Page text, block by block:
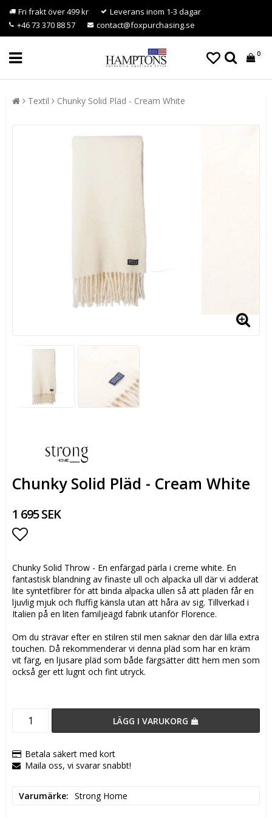
Fri frakt över 499 kr
Leverans inom 1-3 dagar
+46 73 370 88 57
contact@foxpurchasing.se
0
Textil Chunky Solid Pläd - Cream White
Chunky Solid Pläd - Cream White
1 695 SEK
Chunky Solid Throw - En enfärgad pärla i creme white. En
fantastisk blandning av finaste ull och alpacka ull där vi adderat
lite syntetfibrer för att binda alpacka ullen så att pläden får en
ljuvlig mjuk och fluffig känsla utan att håra av sig. Tillverkad i
Italien på en liten familjeägd fabrik utanför Florence.
Om du strävar efter en stilren stil men saknar den där lilla extra
touchen. Då rekommenderar vi denna pläd som har en kräm
vit färg, en ljusare pläd som både färgsätter ditt hem men som
också ger ett lugnt och fint utryck.
LÄGG I VARUKORG
Betala säkert med kort
Maila oss, vi svarar snabbt!
Varumärke Strong Home